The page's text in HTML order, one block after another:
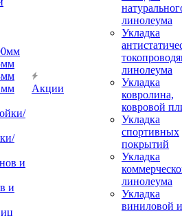
и
Акции
линолеума
Укладка
линолеума
Укладка
ковролина,
ковровой
Укладка
спортивных
покрытий
Укладка
линолеума
Укладка
виниловой и